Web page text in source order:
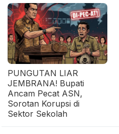
PUNGUTAN LIAR
JEMBRANA! Bupati
Ancam Pecat ASN,
Sorotan Korupsi di
Sektor Sekolah